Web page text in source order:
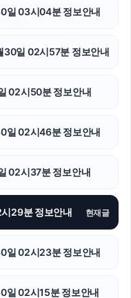
고양이파양
용인이혼변호사
상간소송
일 03시04분 정보안내
일 02시57분 정보안내
02시50분 정보안내
일 02시46분 정보안내
02시37분 정보안내
29분 정보안내 현재글
일 02시23분 정보안내
일 02시15분 정보안내